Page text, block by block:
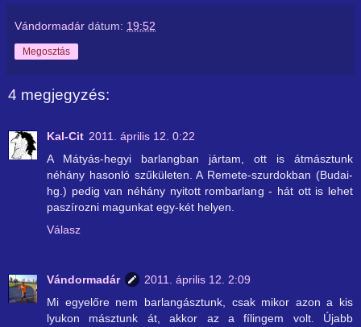
Vándormadár dátum: 19:52
Megosztás
4 megjegyzés:
Kal-Cit 2011. április 12. 0:22
A Mátyás-hegyi barlangban jártam, ott is átmásztunk
néhány hasonló szűkületen. A Remete-szurdokban (Budai-
hg.) pedig van néhány nyitott rombarlang - hát ott is lehet
paszírozni magunkat egy-két helyen.
Válasz
Vándormadár
2011. április 12. 2:09
Mi egyelőre nem barlangásztunk, csak mikor azon a kis
lyukon másztunk át, akkor az a fílingem volt. Újabb